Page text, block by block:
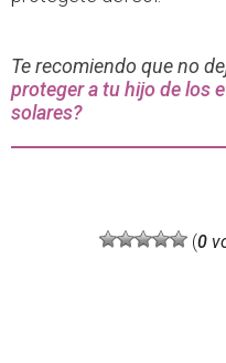
Te recomiendo que no
proteger a tu hijo de los
solares?
(0